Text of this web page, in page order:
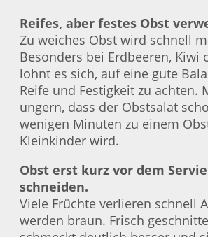
Reifes, aber festes Obst
Zu weiches Obst wird schnell
Besonders bei Erdbeeren, Kiwi
lohnt es sich, auf eine gute
Reife und Festigkeit zu achten.
ungern, dass der Obstsalat
wenigen Minuten zu einem
Kleinkinder wird.
Obst erst kurz vor dem
schneiden.
Viele Früchte verlieren schnell
werden braun. Frisch